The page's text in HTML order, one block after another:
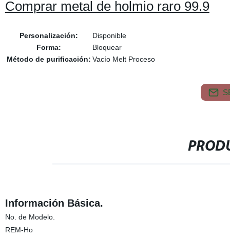
Comprar metal de holmio raro 99.9
Personalización:
Disponible
Forma:
Bloquear
Método de purificación: Vacío Melt Proceso
Información Básica.
No. de Modelo.
REM-Ho